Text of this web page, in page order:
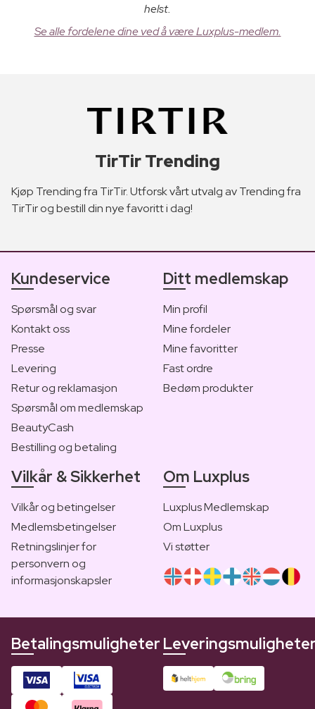
helst.
Se alle fordelene dine ved å være Luxplus-medlem.
TirTir Trending
Kjøp Trending fra TirTir. Utforsk vårt utvalg av Trending fra
TirTir og bestill din nye favoritt i dag!
Kundeservice
Spørsmål og svar
Kontakt oss
Presse
Levering
Retur og reklamasjon
Spørsmål om medlemskap
BeautyCash
Bestilling og betaling
Ditt medlemskap
Min profil
Mine fordeler
Mine favoritter
Fast ordre
Bedøm produkter
Vilkår & Sikkerhet
Vilkår og betingelser
Medlemsbetingelser
Retningslinjer for
personvern og
informasjonskapsler
Om Luxplus
Luxplus Medlemskap
Om Luxplus
Vi støtter
Betalingsmuligheter